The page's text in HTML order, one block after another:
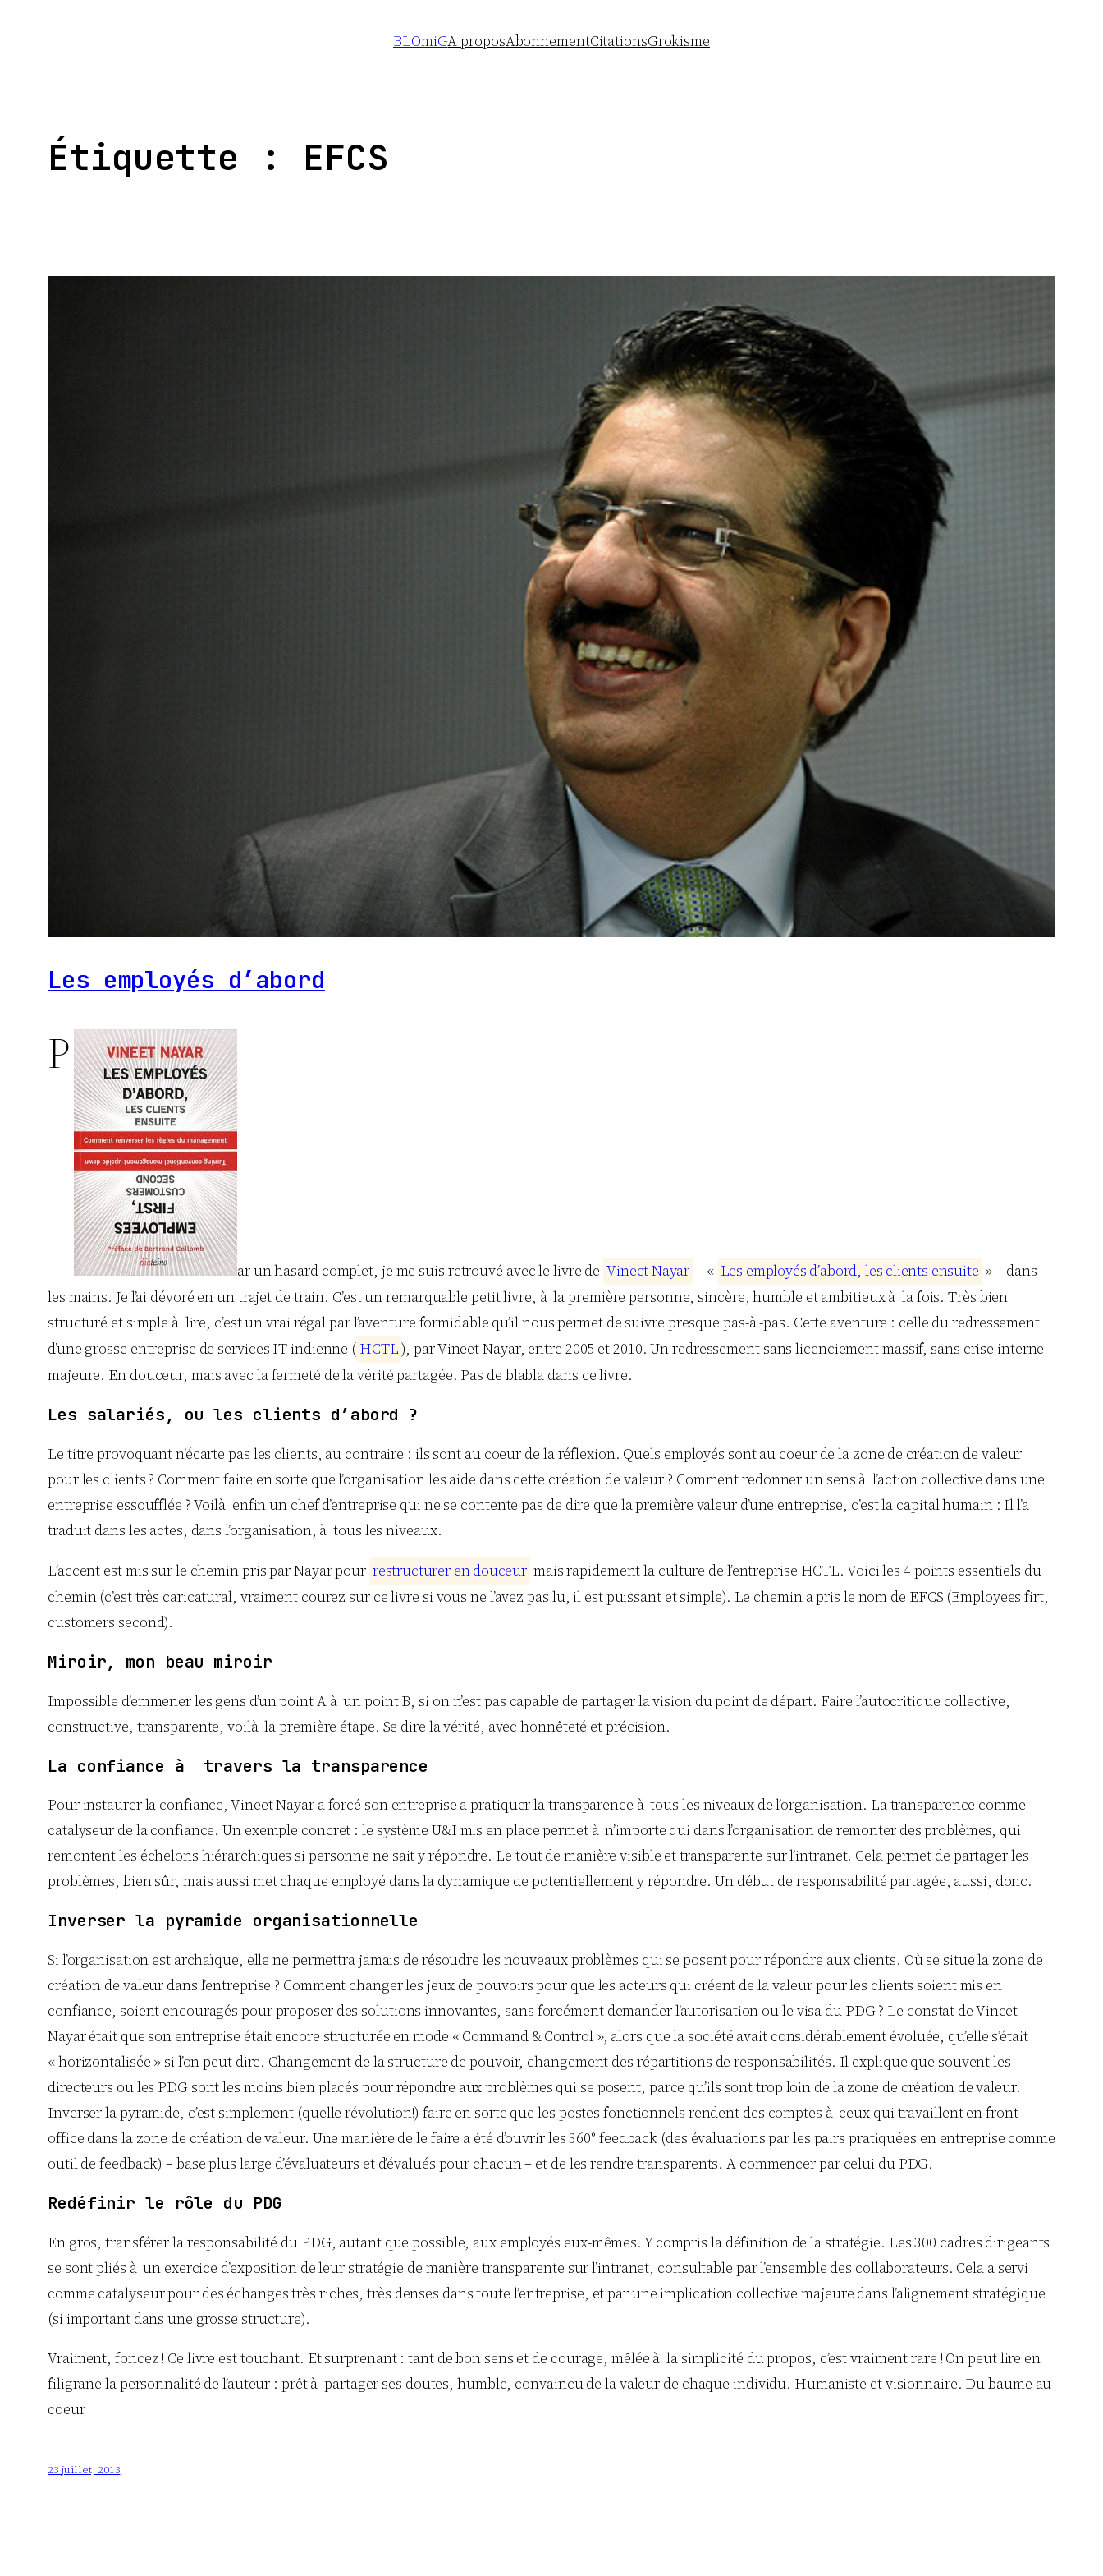
BLOmiGA proposAbonnementCitationsGrokisme
Étiquette : EFCS
Les employés d’abord
P
ar un hasard complet, je me suis retrouvé avec le livre de VineetNayar – « Les employés d’abord, les clients ensuite » – dans
les mains. Je l’ai dévoré en un trajet de train. C’est un remarquable petit livre, à la première personne, sincère, humble et ambitieux à la fois. Très bien
structuré et simple à lire, c’est un vrai régal par l’aventure formidable qu’il nous permet de suivre presque pas-à -pas. Cette aventure : celle du redressement
d’une grosse entreprise de services IT indienne ( HCTL), par Vineet Nayar, entre 2005 et 2010. Un redressement sans licenciement massif, sans crise interne
majeure. En douceur, mais avec la fermeté de la vérité partagée. Pas de blabla dans ce livre.
Les salariés, ou les clients d’abord ?
Le titre provoquant n’écarte pas les clients, au contraire : ils sont au coeur de la réflexion. Quels employés sont au coeur de la zone de création de valeur
pour les clients ? Comment faire en sorte que l’organisation les aide dans cette création de valeur ? Comment redonner un sens à l’action collective dans une
entreprise essoufflée ? Voilà enfin un chef d’entreprise qui ne se contente pas de dire que la première valeur d’une entreprise, c’est la capital humain : Il l’a
traduit dans les actes, dans l’organisation, à tous les niveaux.
L’accent est mis sur le chemin pris par Nayar pour restructurer endouceur mais rapidement la culture de l’entreprise HCTL. Voici les 4 points essentiels du
chemin (c’est très caricatural, vraiment courez sur ce livre si vous ne l’avez pas lu, il est puissant et simple). Le chemin a pris le nom de EFCS (Employees firt,
customers second).
Miroir, mon beau miroir
Impossible d’emmener les gens d’un point A à un point B, si on n’est pas capable de partager la vision du point de départ. Faire l’autocritique collective,
constructive, transparente, voilà la première étape. Se dire la vérité, avec honnêteté et précision.
La confiance à travers la transparence
Pour instaurer la confiance, Vineet Nayar a forcé son entreprise a pratiquer la transparence à tous les niveaux de l’organisation. La transparence comme
catalyseur de la confiance. Un exemple concret : le système U&I mis en place permet à n’importe qui dans l’organisation de remonter des problèmes, qui
remontent les échelons hiérarchiques si personne ne sait y répondre. Le tout de manière visible et transparente sur l’intranet. Cela permet de partager les
problèmes, bien sûr, mais aussi met chaque employé dans la dynamique de potentiellement y répondre. Un début de responsabilité partagée, aussi, donc.
Inverser la pyramide organisationnelle
Si l’organisation est archaïque, elle ne permettra jamais de résoudre les nouveaux problèmes qui se posent pour répondre aux clients. Où se situe la zone de
création de valeur dans l’entreprise ? Comment changer les jeux de pouvoirs pour que les acteurs qui créent de la valeur pour les clients soient mis en
confiance, soient encouragés pour proposer des solutions innovantes, sans forcément demander l’autorisation ou le visa du PDG ? Le constat de Vineet
Nayar était que son entreprise était encore structurée en mode « Command & Control », alors que la société avait considérablement évoluée, qu’elle s’était
« horizontalisée » si l’on peut dire. Changement de la structure de pouvoir, changement des répartitions de responsabilités. Il explique que souvent les
directeurs ou les PDG sont les moins bien placés pour répondre aux problèmes qui se posent, parce qu’ils sont trop loin de la zone de création de valeur.
Inverser la pyramide, c’est simplement (quelle révolution!) faire en sorte que les postes fonctionnels rendent des comptes à ceux qui travaillent en front
office dans la zone de création de valeur. Une manière de le faire a été d’ouvrir les 360° feedback (des évaluations par les pairs pratiquées en entreprise comme
outil de feedback) – base plus large d’évaluateurs et d’évalués pour chacun – et de les rendre transparents. A commencer par celui du PDG.
Redéfinir le rôle du PDG
En gros, transférer la responsabilité du PDG, autant que possible, aux employés eux-mêmes. Y compris la définition de la stratégie. Les 300 cadres dirigeants
se sont pliés à un exercice d’exposition de leur stratégie de manière transparente sur l’intranet, consultable par l’ensemble des collaborateurs. Cela a servi
comme catalyseur pour des échanges très riches, très denses dans toute l’entreprise, et par une implication collective majeure dans l’alignement stratégique
(si important dans une grosse structure).
Vraiment, foncez ! Ce livre est touchant. Et surprenant : tant de bon sens et de courage, mêlée à la simplicité du propos, c’est vraiment rare ! On peut lire en
filigrane la personnalité de l’auteur : prêt à partager ses doutes, humble, convaincu de la valeur de chaque individu. Humaniste et visionnaire. Du baume au
coeur !
23 juillet, 2013